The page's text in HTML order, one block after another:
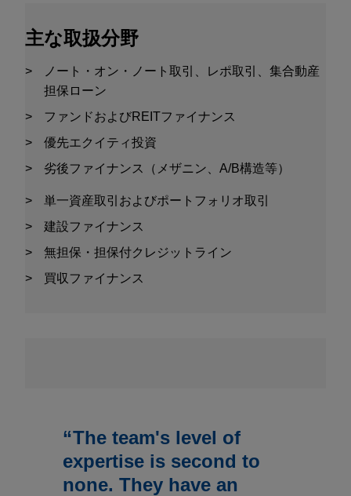
主な取扱分野
ノート・オン・ノート取引、レポ取引、集合動産
担保ローン
ファンドおよびREITファイナンス
優先エクイティ投資
劣後ファイナンス（メザニン、A/B構造等）
単一資産取引およびポートフォリオ取引
建設ファイナンス
無担保・担保付クレジットライン
買収ファイナンス
The team's level of
expertise is second to
none. They have an